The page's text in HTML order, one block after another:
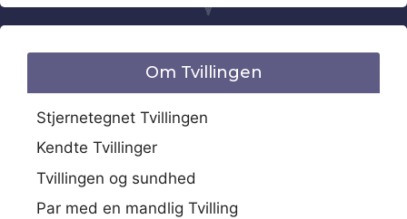
Om Tvillingen
Stjernetegnet Tvillingen
Kendte Tvillinger
Tvillingen og sundhed
Par med en mandlig Tvilling